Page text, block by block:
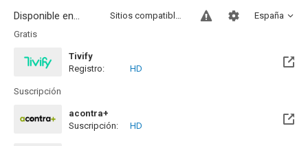
Disponible en... España
Sitios compatibles
Gratis
Tivify
Disponible hasta el Mié, 09 May 2029 (Quedan 2 años)
Registro: HD
Suscripción
acontra+
Suscripción:
HD